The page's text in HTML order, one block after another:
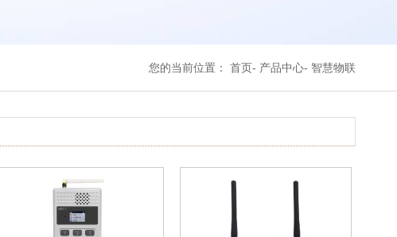
您的当前位置： 首页 产品中心 智慧物联